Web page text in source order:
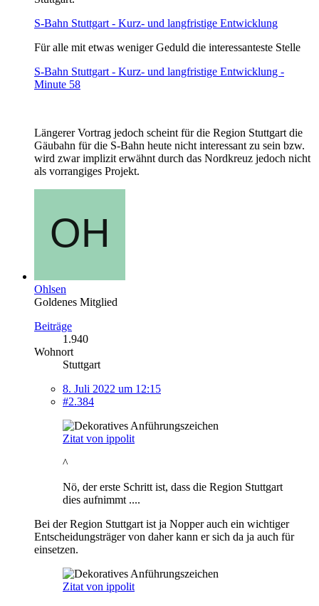
S-Bahn Stuttgart - Kurz- und langfristige Entwicklung
Für alle mit etwas weniger Geduld die interessanteste Stelle
S-Bahn Stuttgart - Kurz- und langfristige Entwicklung -
Minute 58
Längerer Vortrag jedoch scheint für die Region Stuttgart die
Gäubahn für die S-Bahn heute nicht interessant zu sein bzw.
wird zwar implizit erwähnt durch das Nordkreuz jedoch nicht
als vorrangiges Projekt.
Ohlsen
Goldenes Mitglied
Beiträge
1.940
Wohnort
Stuttgart
8. Juli 2022 um 12:15
#2.384
Zitat von ippolit
^
Nö, der erste Schritt ist, dass die Region Stuttgart
dies aufnimmt ....
Bei der Region Stuttgart ist ja Nopper auch ein wichtiger
Entscheidungsträger von daher kann er sich da ja auch für
einsetzen.
Zitat von ippolit